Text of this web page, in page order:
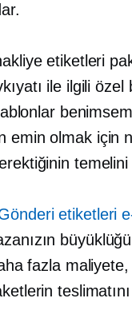
etiketleri
ile ilgili özel
emin olmak için
etiketleri
fazla